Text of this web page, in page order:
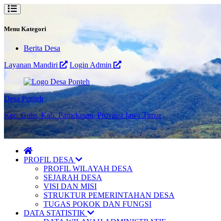
Menu Kategori
Berita Desa
Layanan Mandiri
Login Admin
Desa Ponteh
Kec. Galis, Kab. Pamekasan, Provinsi Jawa Timur
PROFIL DESA
PROFIL WILAYAH DESA
SEJARAH DESA
VISI DAN MISI
STRUKTUR PEMERINTAHAN DESA
TUGAS POKOK DAN FUNGSI
DATA STATISTIK